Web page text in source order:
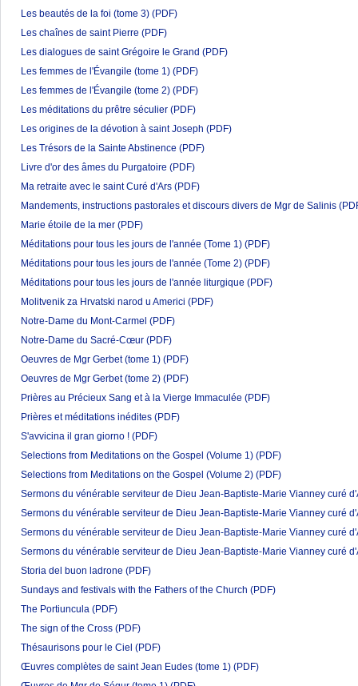
Les beautés de la foi (tome 3) (PDF)
Les chaînes de saint Pierre (PDF)
Les dialogues de saint Grégoire le Grand (PDF)
Les femmes de l'Évangile (tome 1) (PDF)
Les femmes de l'Évangile (tome 2) (PDF)
Les méditations du prêtre séculier (PDF)
Les origines de la dévotion à saint Joseph (PDF)
Les Trésors de la Sainte Abstinence (PDF)
Livre d'or des âmes du Purgatoire (PDF)
Ma retraite avec le saint Curé d'Ars (PDF)
Mandements, instructions pastorales et discours divers de Mgr de Salinis
Marie étoile de la mer (PDF)
Méditations pour tous les jours de l'année (Tome 1) (PDF)
Méditations pour tous les jours de l'année (Tome 2) (PDF)
Méditations pour tous les jours de l'année liturgique (PDF)
Molitvenik za Hrvatski narod u Americi (PDF)
Notre-Dame du Mont-Carmel (PDF)
Notre-Dame du Sacré-Cœur (PDF)
Oeuvres de Mgr Gerbet (tome 1) (PDF)
Oeuvres de Mgr Gerbet (tome 2) (PDF)
Prières au Précieux Sang et à la Vierge Immaculée (PDF)
Prières et méditations inédites (PDF)
S'avvicina il gran giorno ! (PDF)
Selections from Meditations on the Gospel (Volume 1) (PDF)
Selections from Meditations on the Gospel (Volume 2) (PDF)
Sermons du vénérable serviteur de Dieu Jean-Baptiste-Marie Vianney curé
Sermons du vénérable serviteur de Dieu Jean-Baptiste-Marie Vianney curé
Sermons du vénérable serviteur de Dieu Jean-Baptiste-Marie Vianney curé
Sermons du vénérable serviteur de Dieu Jean-Baptiste-Marie Vianney curé
Storia del buon ladrone (PDF)
Sundays and festivals with the Fathers of the Church (PDF)
The Portiuncula (PDF)
The sign of the Cross (PDF)
Thésaurisons pour le Ciel (PDF)
Œuvres complètes de saint Jean Eudes (tome 1) (PDF)